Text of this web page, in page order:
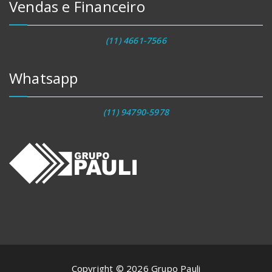
Vendas e Financeiro
(11) 4661-7566
Whatsapp
(11) 94790-5978
Copyright © 2026 Grupo Pauli